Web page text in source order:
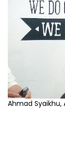
Ahmad Syaikhu,